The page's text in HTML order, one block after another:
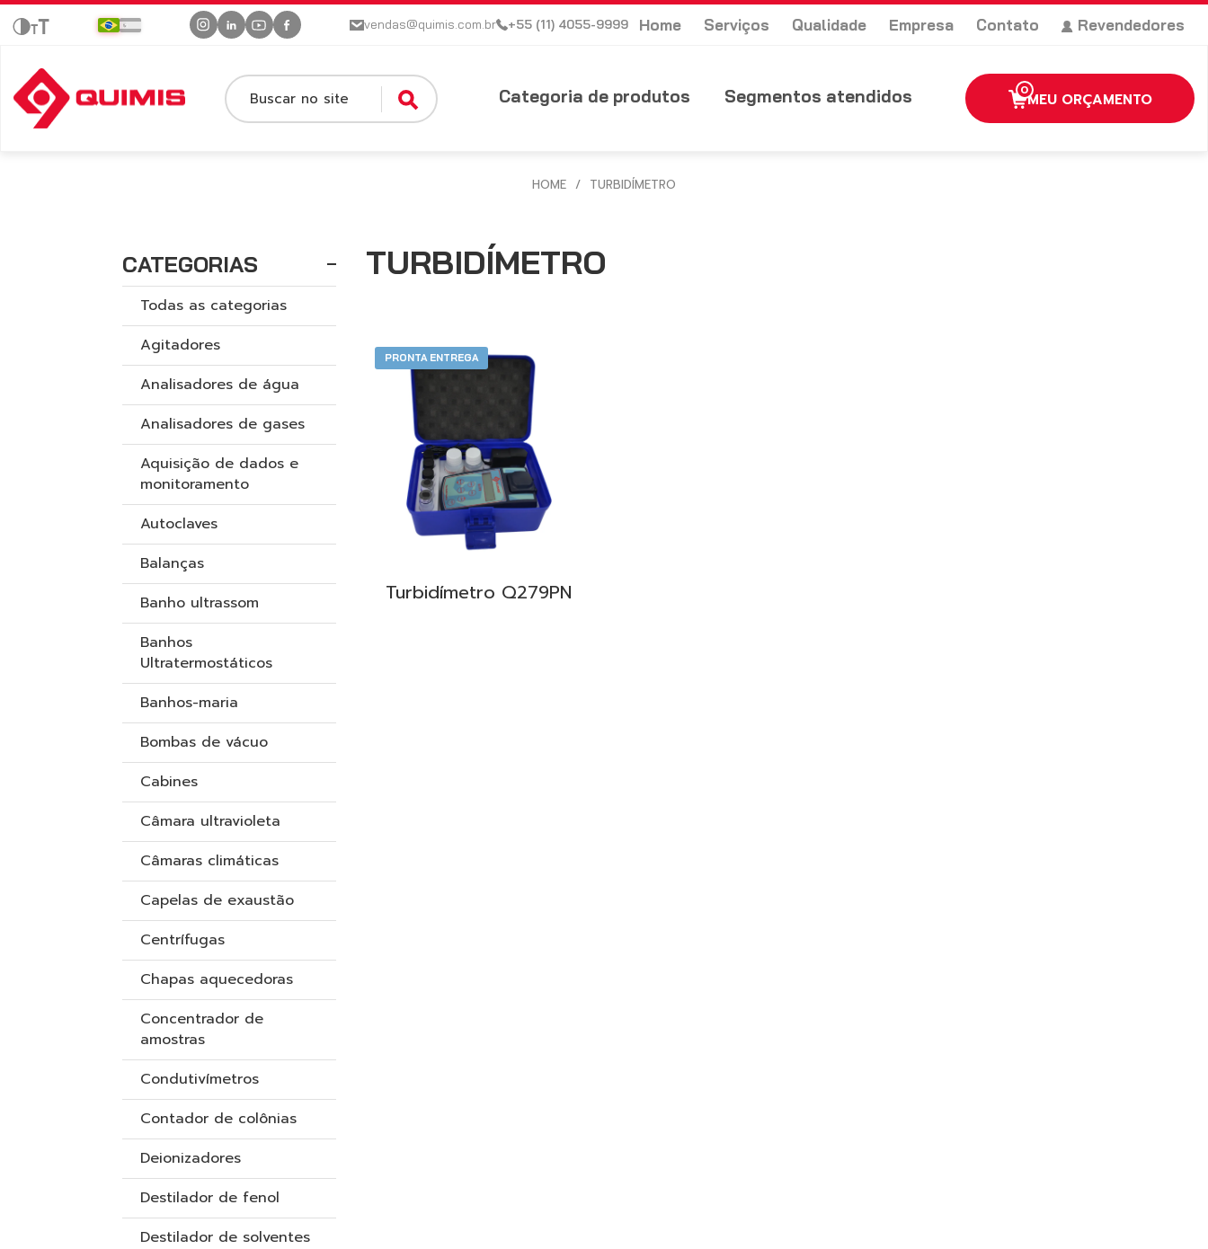
vendas@quimis.com.br +55 (11) 4055-9999 Home Serviços Qualidade Empresa Contato Revendedores
Buscar no site Categoria de produtos Segmentos atendidos 0MEU ORÇAMENTO
HOME / TURBIDÍMETRO
CATEGORIAS
Todas as categorias
Agitadores
Analisadores de água
Analisadores de gases
Aquisição de dados e
monitoramento
Autoclaves
Balanças
Banho ultrassom
Banhos
Ultratermostáticos
Banhos-maria
Bombas de vácuo
Cabines
Câmara ultravioleta
Câmaras climáticas
Capelas de exaustão
Centrífugas
Chapas aquecedoras
Concentrador de
amostras
Condutivímetros
Contador de colônias
Deionizadores
Destilador de fenol
Destilador de solventes
TURBIDÍMETRO
PRONTA ENTREGA
Turbidímetro Q279PN